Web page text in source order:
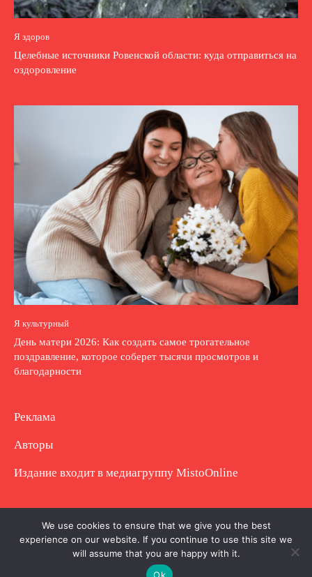
Я здоров
Целебные источники Ровенской области: куда отправиться на
оздоровление
Я культурный
День матери 2026: Как создать самое трогательное
поздравление, которое соберет тысячи просмотров и
благодарности
Реклама
Авторы
Издание входит в медиагруппу MistoOnline
Copyright © Полное использование материала
запрещено. Частично разрешено с гиперссылкой.
We use cookies to ensure that we give you the best
experience on our website. If you continue to use this site we
will assume that you are happy with it.
Ok